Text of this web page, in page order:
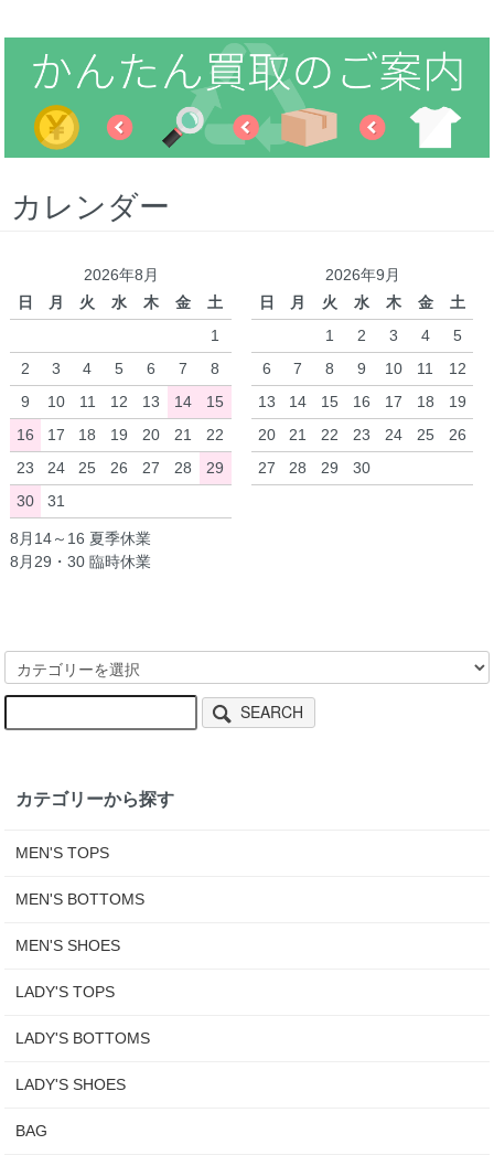
カレンダー
2026年8月
日
月 火 水 木 金
土
1
2
3 4 5 6 7
8
9
10 11 12 13 14
15
16
17 18 19 20 21
22
23
24 25 26 27 28
29
30
31
2026年9月
日
月 火 水 木 金
土
1
2 3 4
5
6
7 8 9 10 11
12
13
14 15 16 17 18
19
20
21 22 23 24 25
26
27
28 29 30
8月14～16 夏季休業
8月29・30 臨時休業
SEARCH
カテゴリーから探す
MEN'S TOPS
MEN'S BOTTOMS
MEN'S SHOES
LADY'S TOPS
LADY'S BOTTOMS
LADY'S SHOES
BAG